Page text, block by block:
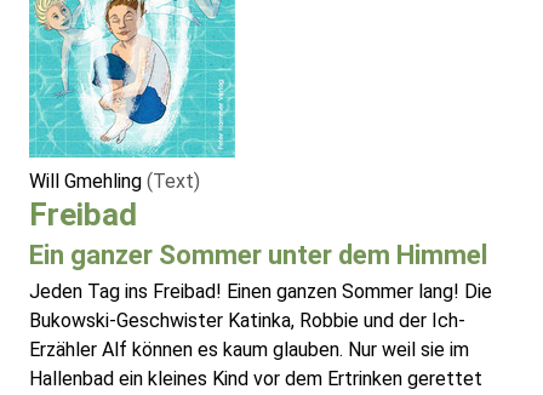
Will Gmehling (Text)
Freibad
Ein ganzer Sommer unter dem Himmel
Jeden Tag ins Freibad! Einen ganzen Sommer lang! Die
Bukowski-Geschwister Katinka, Robbie und der Ich-
Erzähler Alf können es kaum glauben. Nur weil sie im
Hallenbad ein kleines Kind vor dem Ertrinken gerettet